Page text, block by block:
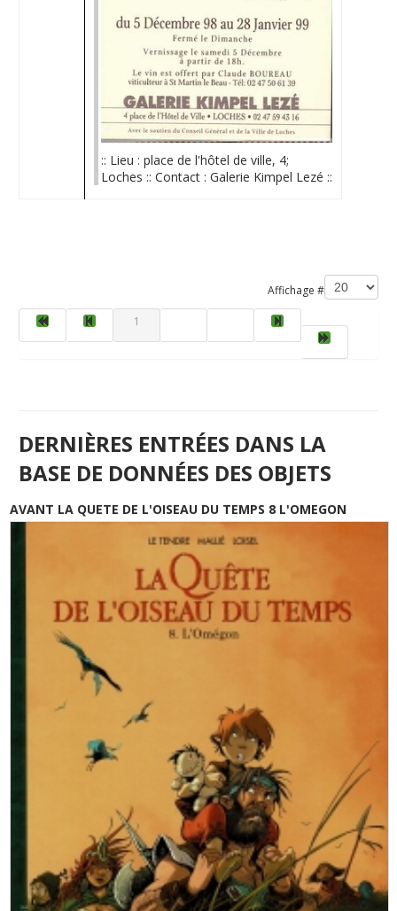
:: Lieu : place de l'hôtel de ville, 4;
Loches :: Contact : Galerie Kimpel Lezé ::
Affichage #
1
DERNIÈRES ENTRÉES DANS LA
BASE DE DONNÉES DES OBJETS
AVANT LA QUETE DE L'OISEAU DU TEMPS 8 L'OMEGON